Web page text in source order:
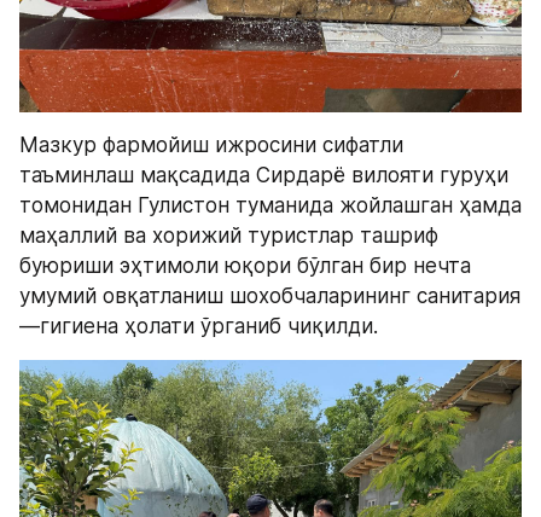
Мазкур фармойиш ижросини сифатли
таъминлаш мақсадида Сирдарё вилояти гуруҳи
томонидан Гулистон туманида жойлашган ҳамда
маҳаллий ва хорижий туристлар ташриф
буюриши эҳтимоли юқори бўлган бир нечта
умумий овқатланиш шохобчаларининг санитария
—гигиена ҳолати ўрганиб чиқилди.